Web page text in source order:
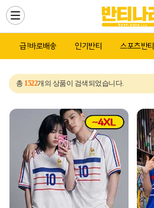
Toggle
navigation
급!바로배송 인기반티 스포츠반티
총 1522개의 상품이 검색되었습니다.